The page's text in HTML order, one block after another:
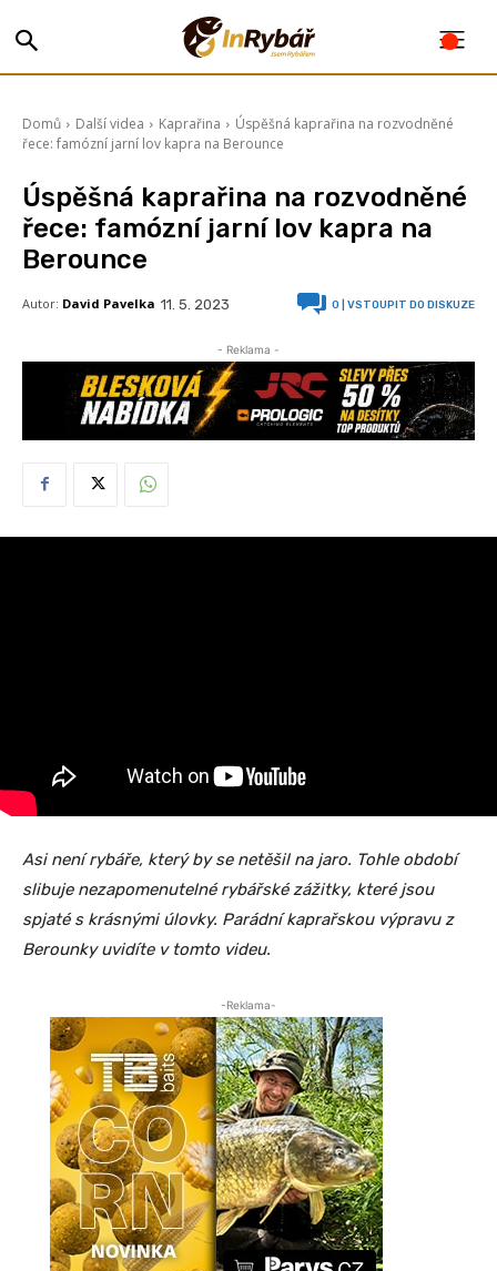
Domů Další videa Kaprařina
Úspěšná kaprařina na rozvodněné
řece: famózní jarní lov kapra na Berounce
Úspěšná kaprařina na rozvodněné
řece: famózní jarní lov kapra na
Berounce
Autor: David Pavelka 11. 5. 2023 0 | VSTOUPIT DO DISKUZE
- Reklama -
Asi není rybáře, který by se netěšil na jaro. Tohle období
slibuje nezapomenutelné rybářské zážitky, které jsou
spjaté s krásnými úlovky. Parádní kaprařskou výpravu z
Berounky uvidíte v tomto videu.
-Reklama-